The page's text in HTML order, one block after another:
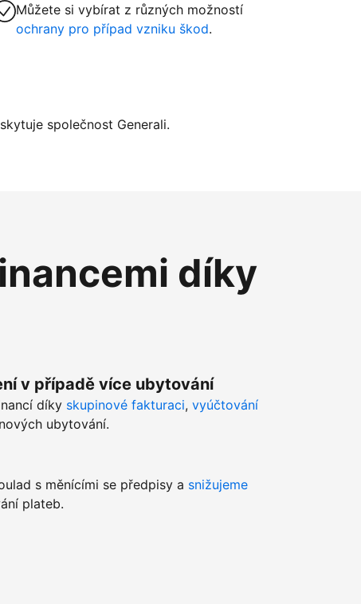
Můžete si vybírat z různých možností
ochrany pro případ vzniku škod.
společnost Generali.
díky
v případě více ubytování
díky skupinové fakturaci, vyúčtování
nových ubytování.
s měnícími se předpisy a snižujeme
plateb.